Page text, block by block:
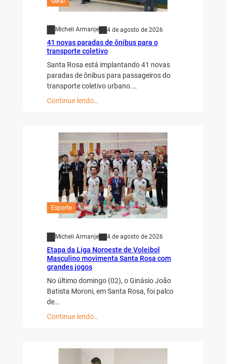
Micheli Armanje 4 de agosto de 2026
41 novas paradas de ônibus para o
transporte coletivo
Santa Rosa está implantando 41 novas
paradas de ônibus para passageiros do
transporte coletivo urbano.…
Continue lendo…
Esporte
Micheli Armanje 4 de agosto de 2026
Etapa da Liga Noroeste de Voleibol
Masculino movimenta Santa Rosa com
grandes jogos
No último domingo (02), o Ginásio João
Batista Moroni, em Santa Rosa, foi palco
de…
Continue lendo…